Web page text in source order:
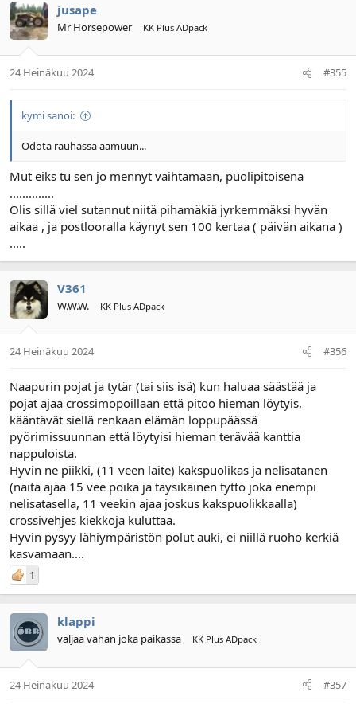
jusape
Mr Horsepower KK Plus ADpack
24 Heinäkuu 2024 #355
kymi sanoi:
Odota rauhassa aamuun...
Mut eiks tu sen jo mennyt vaihtamaan, puolipitoisena
..............
Olis sillä viel sutannut niitä pihamäkiä jyrkemmäksi hyvän
aikaa , ja postlooralla käynyt sen 100 kertaa ( päivän aikana )
.....
V361
W.W.W. KK Plus ADpack
24 Heinäkuu 2024 #356
Naapurin pojat ja tytär (tai siis isä) kun haluaa säästää ja
pojat ajaa crossimopoillaan että pitoo hieman löytyis,
kääntävät siellä renkaan elämän loppupäässä
pyörimissuunnan että löytyisi hieman terävää kanttia
nappuloista.
Hyvin ne piikki, (11 veen laite) kakspuolikas ja nelisatanen
(näitä ajaa 15 vee poika ja täysikäinen tyttö joka enempi
nelisatasella, 11 veekin ajaa joskus kakspuolikkaalla)
crossivehjes kiekkoja kuluttaa.
Hyvin pysyy lähiympäristön polut auki, ei niillä ruoho kerkiä
kasvamaan....
1
klappi
väljää vähän joka paikassa KK Plus ADpack
24 Heinäkuu 2024 #357